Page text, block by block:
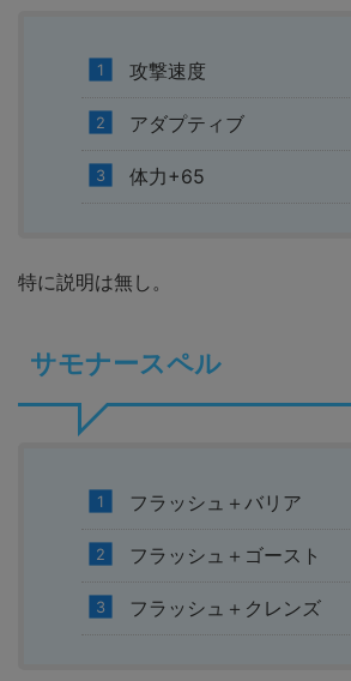
攻撃速度
アダプティブ
体力+65
特に説明は無し。
サモナースペル
フラッシュ＋バリア
フラッシュ＋ゴースト
フラッシュ＋クレンズ